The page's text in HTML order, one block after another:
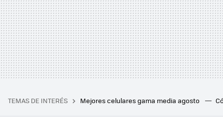
TEMAS DE INTERÉS Mejores celulares gama media agosto